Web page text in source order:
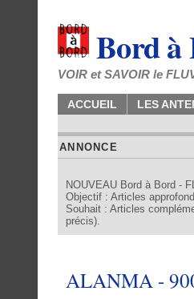
Bord à
VOIR et SAVOIR le
ACCUEIL LES
ANNONCE
NOUVEAU Bord à Bord -
Objectif : Articles
Souhait : Articles
précis).
ALANMA -